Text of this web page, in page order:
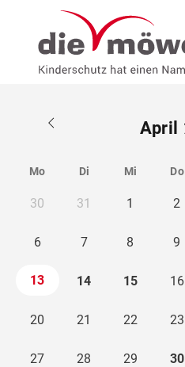
Weiter zum Inhalt
April
Mo Di Mi Do
30 31 1 2
6 7 8 9
13 14 15 16
20 21 22 23
27 28 29 30